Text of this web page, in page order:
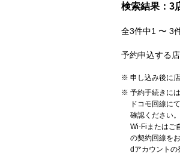
検索結果：3
全3件中1 〜 3
予約申込する
申し込み後に
予約手続きに
ドコモ回線に
確認ください。
Wi-Fiまたはご
の契約回線を
dアカウントの